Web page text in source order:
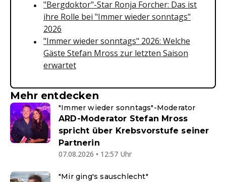
"Bergdoktor"-Star Ronja Forcher: Das ist
ihre Rolle bei "Immer wieder sonntags"
2026
"Immer wieder sonntags" 2026: Welche
Gäste Stefan Mross zur letzten Saison
erwartet
Mehr entdecken
"Immer wieder sonntags"-Moderator
ARD-Moderator Stefan Mross
spricht über Krebsvorstufe seiner
Partnerin
07.08.2026 • 12:57 Uhr
"Mir ging's sauschlecht"